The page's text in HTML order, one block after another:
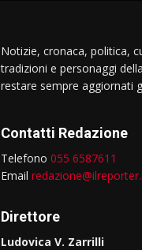
Notizie, cronaca, politica,
tradizioni e personaggi
restare sempre aggiornati
Contatti Redazione
Telefono 055 6587611
Email
Direttore
Ludovica V. Zarrilli